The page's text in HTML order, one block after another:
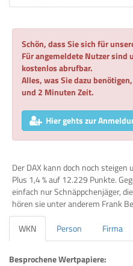
Schön, dass Sie sich für
Für angemeldete Nutzer
kostenlos abrufbar.
Alles, was Sie dazu
und 2 Minuten Zeit.
Hier gehts zur
Der DAX kann doch noch steigen
Plus 1,4 % auf 12.229 Punkte.
einfach nur Schnäppchenjäger,
hören sie unter anderem Frank
WKN
Person Firma
Besprochene Wertpapiere: